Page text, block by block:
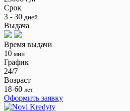
Срок
3 - 30 дней
Выдача
Время выдачи
10 мин
График
24/7
Возраст
18-60 лет
Оформить заявку